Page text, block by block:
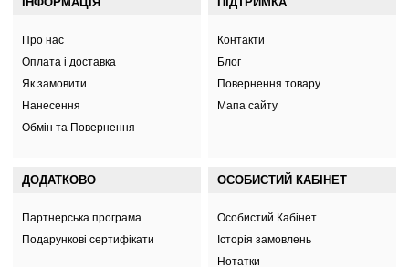
Про нас
Оплата і доставка
Як замовити
Нанесення
Обмін та Повернення
Контакти
Блог
Повернення товару
Мапа сайту
ДОДАТКОВО
Партнерська програма
Подарункові сертифікати
ОСОБИСТИЙ КАБІНЕТ
Особистий Кабінет
Історія замовлень
Нотатки